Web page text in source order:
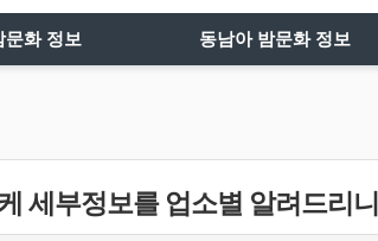
문화 정보 동남아 밤문화 정보
세부정보를 업소별 알려드리